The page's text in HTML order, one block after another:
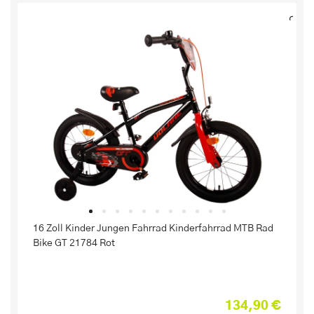
16 Zoll Kinder Jungen Fahrrad Kinderfahrrad MTB Rad
Bike GT 21784 Rot
134,90 €